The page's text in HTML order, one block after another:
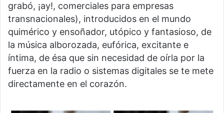
grabó, ¡ay!, comerciales para empresas
transnacionales), introducidos en el mundo
quimérico y ensoñador, utópico y fantasioso, de
la música alborozada, eufórica, excitante e
íntima, de ésa que sin necesidad de oírla por la
fuerza en la radio o sistemas digitales se te mete
directamente en el corazón.